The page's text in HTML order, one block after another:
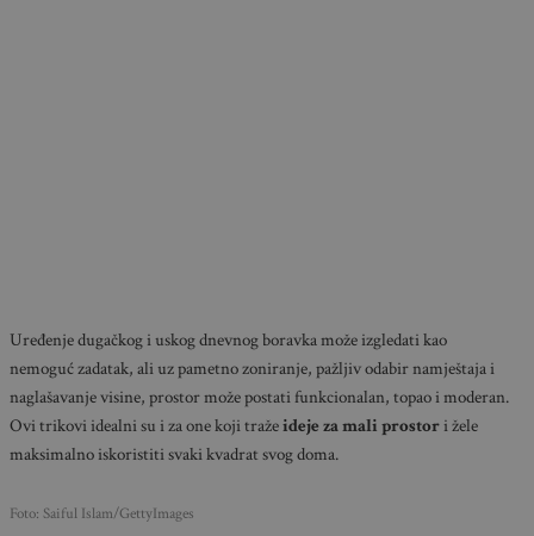
Uređenje dugačkog i uskog dnevnog boravka može izgledati kao
nemoguć zadatak, ali uz pametno zoniranje, pažljiv odabir namještaja i
naglašavanje visine, prostor može postati funkcionalan, topao i moderan.
Ovi trikovi idealni su i za one koji tražeideje za mali prostori žele
maksimalno iskoristiti svaki kvadrat svog doma.
Foto: Saiful Islam/GettyImages